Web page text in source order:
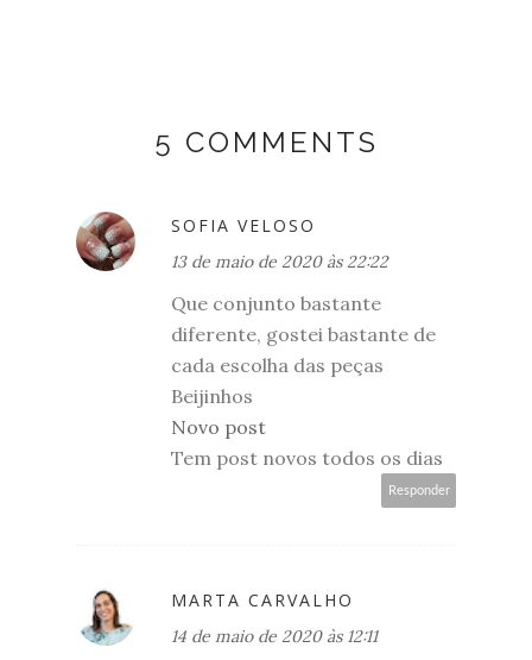
5 COMMENTS
SOFIA VELOSO
13 de maio de 2020 às 22:22
Que conjunto bastante
diferente, gostei bastante de
cada escolha das peças
Beijinhos
Novo post
Tem post novos todos os dias
Responder
MARTA CARVALHO
14 de maio de 2020 às 12:11